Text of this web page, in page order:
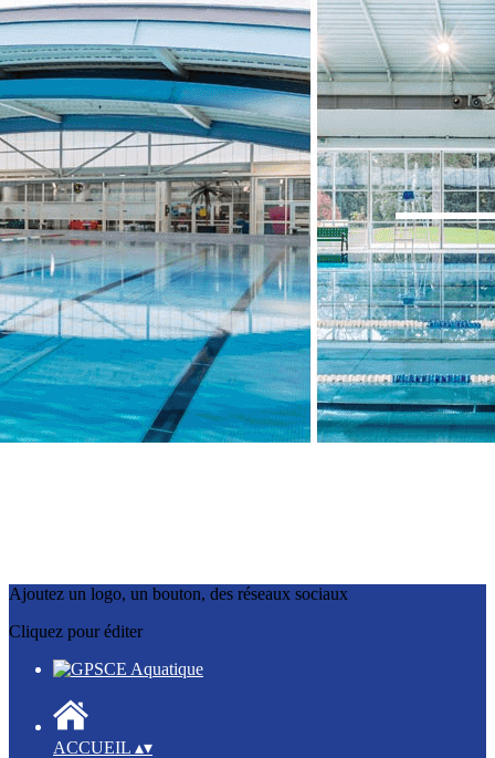
Exporter les lignes sélectionnées
Exporter toutes les colonnes
Exporter uniquement les colonnes affichées
Menu
<
>
Le club en bref
Nos entraîneurs
Nos partenaires
Revue de Presse / Actualités
Galerie de photos
Les Groupes
?>
Images de la page d'accueil
Cliquez pour éditer
Ajoutez un logo, un bouton, des réseaux sociaux
Cliquez pour éditer
ACCUEIL ▴▾